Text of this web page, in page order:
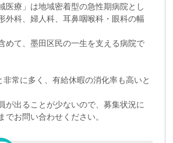
医療」は地域密着型の急性期病院とし
外科、婦人科、耳鼻咽喉科・眼科の幅
めて、墨田区民の一生を支える病院で
常に多く、有給休暇の消化率も高いと
が出ることが少ないので、募集状況に
でお問い合わせください。